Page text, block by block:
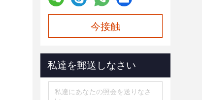
今接触
私達を郵送しなさい